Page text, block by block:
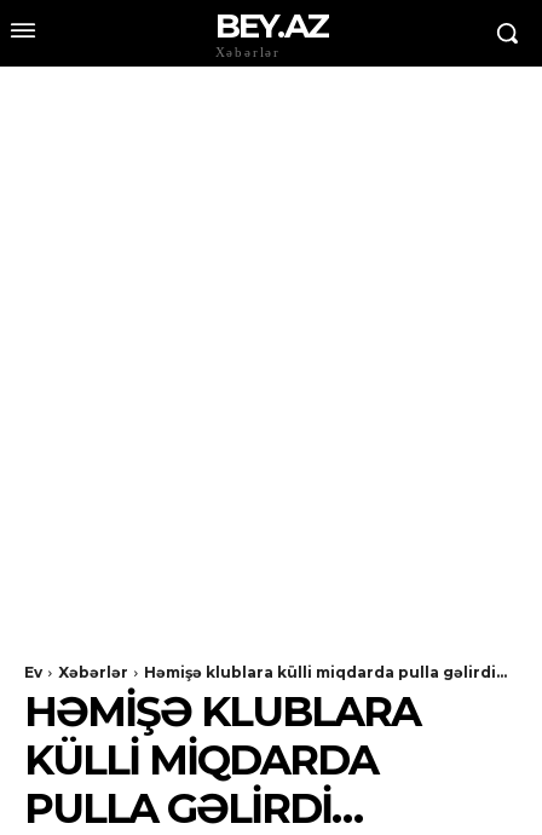
BEY.AZ
Xəbərlər
Ev Xəbərlər Həmişə klublara külli miqdarda pulla gəlirdi...
HƏMIŞƏ KLUBLARA
KÜLLI MIQDARDA
PULLA GƏLIRDI…